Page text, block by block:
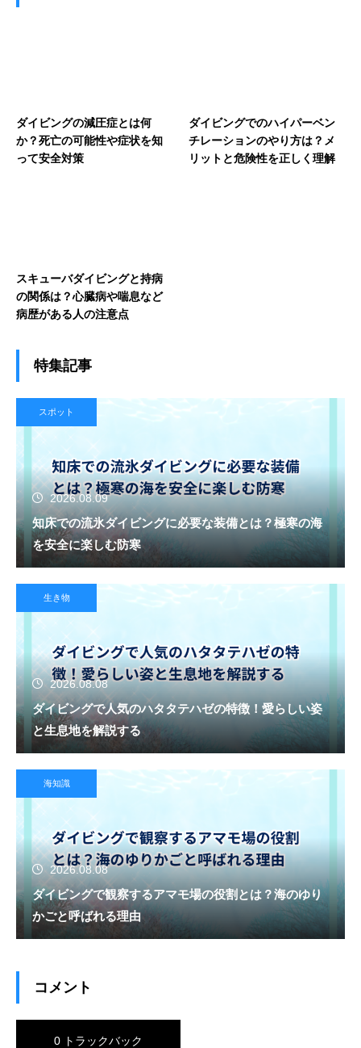
ダイビングの減圧症とは何
か？死亡の可能性や症状を知
って安全対策
ダイビングでのハイパーベン
チレーションのやり方は？メ
リットと危険性を正しく理解
スキューバダイビングと持病
の関係は？心臓病や喘息など
病歴がある人の注意点
特集記事
スポット
2026.08.09
知床での流氷ダイビングに必要な装備とは？極寒の海
を安全に楽しむ防寒
生き物
2026.08.08
ダイビングで人気のハタタテハゼの特徴！愛らしい姿
と生息地を解説する
海知識
2026.08.08
ダイビングで観察するアマモ場の役割とは？海のゆり
かごと呼ばれる理由
コメント
0 トラックバック